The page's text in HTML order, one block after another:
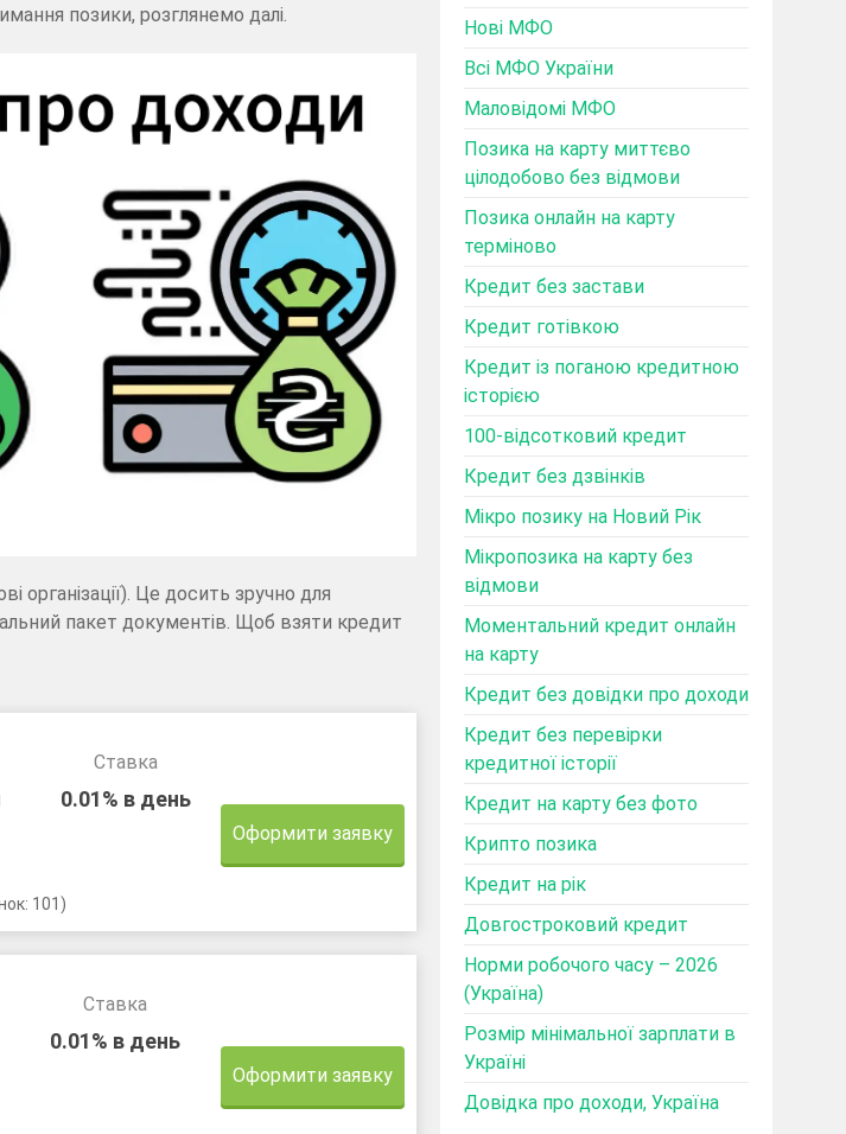
позики, розглянемо далі.
організації). Це досить зручно для
пакет документів. Щоб взяти кредит
Ставка
0.01% в день
101)
Оформити заявку
Ставка
0.01% в день
Оформити заявку
Нові МФО
Всі МФО України
Маловідомі МФО
Позика на карту миттєво
цілодобово без відмови
Позика онлайн на карту
терміново
Кредит без застави
Кредит готівкою
Кредит із поганою кредитною
історією
100-відсотковий кредит
Кредит без дзвінків
Мікро позику на Новий Рік
Мікропозика на карту без
відмови
Моментальний кредит онлайн
на карту
Кредит без довідки про доходи
Кредит без перевірки
кредитної історії
Кредит на карту без фото
Крипто позика
Кредит на рік
Довгостроковий кредит
Норми робочого часу – 2026
(Україна)
Розмір мінімальної зарплати в
Україні
Довідка про доходи, Україна